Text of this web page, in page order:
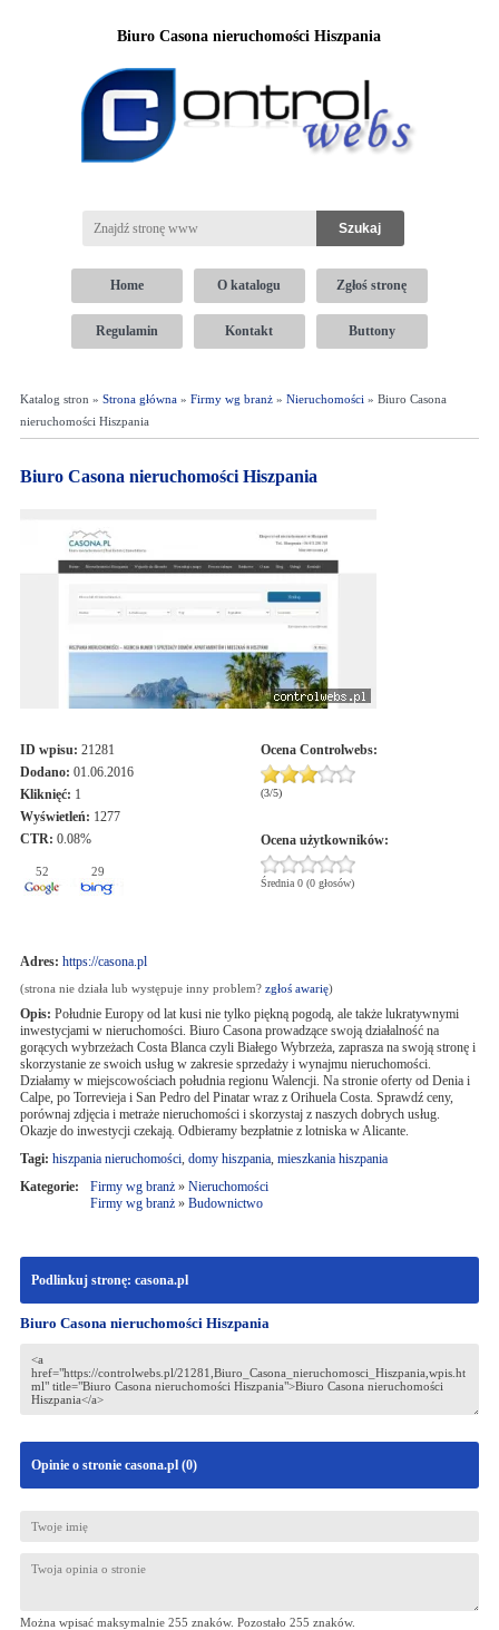
Biuro Casona nieruchomości Hiszpania
Home O katalogu Zgłoś stronę
Regulamin Kontakt Buttony
Katalog stron » Strona główna» Firmy wg branż» Nieruchomości » Biuro Casona
nieruchomości Hiszpania
Biuro Casona nieruchomości Hiszpania
ID wpisu: 21281
Dodano: 01.06.2016
Kliknięć: 1
Wyświetleń: 1277
CTR: 0.08%
52 29
Ocena Controlwebs:
(3/5)
Ocena użytkowników:
Średnia 0 (0 głosów)
Adres: https://casona.pl
(strona nie działa lub występuje inny problem? zgłoś awarię)
Opis: Południe Europy od lat kusi nie tylko piękną pogodą, ale także lukratywnymi
inwestycjami w nieruchomości. Biuro Casona prowadzące swoją działalność na
gorących wybrzeżach Costa Blanca czyli Białego Wybrzeża, zaprasza na swoją stronę i
skorzystanie ze swoich usług w zakresie sprzedaży i wynajmu nieruchomości.
Działamy w miejscowościach południa regionu Walencji. Na stronie oferty od Denia i
Calpe, po Torrevieja i San Pedro del Pinatar wraz z Orihuela Costa. Sprawdź ceny,
porównaj zdjęcia i metraże nieruchomości i skorzystaj z naszych dobrych usług.
Okazje do inwestycji czekają. Odbieramy bezpłatnie z lotniska w Alicante.
Tagi: hiszpania nieruchomości, domy hiszpania, mieszkania hiszpania
Kategorie:
Firmy wg branż» Nieruchomości
Firmy wg branż» Budownictwo
Podlinkuj stronę: casona.pl
Biuro Casona nieruchomości Hiszpania
Opinie o stronie casona.pl (0)
Można wpisać maksymalnie 255 znaków. Pozostało 255 znaków.